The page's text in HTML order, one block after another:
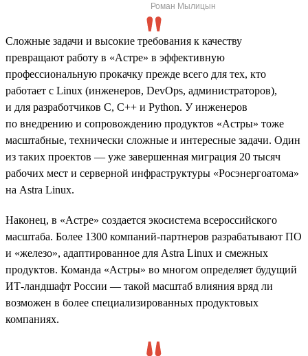
Роман Мылицын
Сложные задачи и высокие требования к качеству
превращают работу в «Астре» в эффективную
профессиональную прокачку прежде всего для тех, кто
работает с Linux (инженеров, DevOps, администраторов),
и для разработчиков C, C++ и Python. У инженеров
по внедрению и сопровождению продуктов «Астры» тоже
масштабные, технически сложные и интересные задачи. Один
из таких проектов — уже завершенная миграция 20 тысяч
рабочих мест и серверной инфраструктуры «Росэнергоатома»
на Astra Linux.
Наконец, в «Астре» создается экосистема всероссийского
масштаба. Более 1300 компаний-партнеров разрабатывают ПО
и «железо», адаптированное для Astra Linux и смежных
продуктов. Команда «Астры» во многом определяет будущий
ИТ-ландшафт России — такой масштаб влияния вряд ли
возможен в более специализированных продуктовых
компаниях.